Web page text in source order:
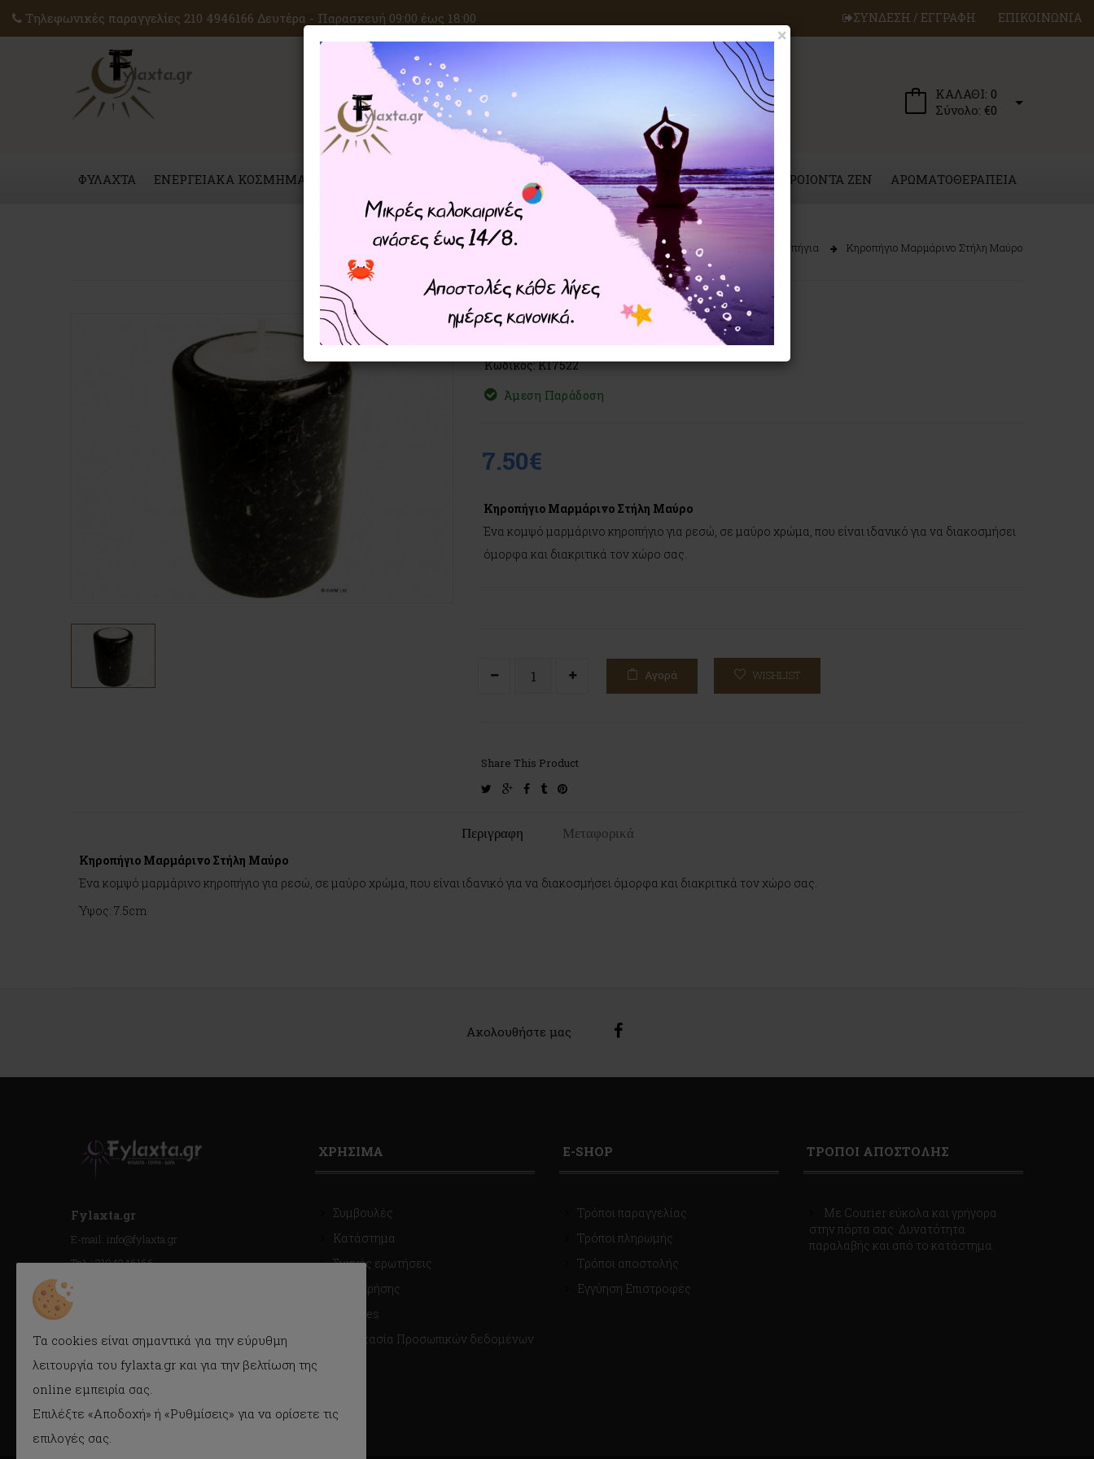
Τηλεφωνικές παραγγελίες 210 4946166 Δευτέρα - Παρασκευή 09:00 έως 18:00 ΣΥΝΔΕΣΗ / ΕΓΓΡΑΦΗ ΕΠΙΚΟΙΝΩΝΙΑ
ΚΑΛΑΘΙ: 0
Σύνολο: €0
ΦΥΛΑΧΤΑ ΕΝΕΡΓΕΙΑΚΑ ΚΟΣΜΗΜΑΤΑ ΚΡΥΣΤΑΛΛΟΘΕΡΑΠΕΙΑ ΜΑΓΙΚΑ ΣΥΝΕΡΓΑ ΠΡΟΙΟΝΤΑ ZEN ΑΡΩΜΑΤΟΘΕΡΑΠΕΙΑ
ΜΑΓΙΚΑ ΣΥΝΕΡΓΑ Κηροπήγια Κηροπήγιο Μαρμάρινο Στήλη Μαύρο
Κηροπήγιο Μαρμάρινο Στήλη Μαύρο
Κωδικός: KI7522
Άμεση Παράδοση
7.50€
Κηροπήγιο Μαρμάρινο Στήλη Μαύρο
Ένα κομψό μαρμάρινο κηροπήγιο για ρεσώ, σε μαύρο χρώμα, που είναι ιδανικό για να διακοσμήσει
όμορφα και διακριτικά τον χώρο σας.
Αγορά WISHLIST
Share This Product
twittergoogle-facebook
tumblrpinterest
Περιγραφη
Μεταφορικά
Κηροπήγιο Μαρμάρινο Στήλη Μαύρο
Ένα κομψό μαρμάρινο κηροπήγιο για ρεσώ, σε μαύρο χρώμα, που είναι ιδανικό για να διακοσμήσει όμορφα και διακριτικά τον χώρο σας.
Ύψος: 7.5cm
Ακολουθήστε μας
Fylaxta.gr
E-mail: info@fylaxta.gr
Τηλ.: 2104946166
Τηλ./Fax: 2104941483
Κρέμου 116, Καλλιθέα, Αθήνα
ΓΕΜΗ : 056925409000
ΧΡΗΣΙΜΑ
Συμβουλές
Κατάστημα
Συχνές ερωτήσεις
Όροι χρήσης
Cookies
Προστασία Προσωπικών δεδομένων
E-SHOP
Τρόποι παραγγελίας
Τρόποι πληρωμής
Τρόποι αποστολής
Εγγύηση Επιστροφές
ΤΡΟΠΟΙ ΑΠΟΣΤΟΛΗΣ
Με Courier εύκολα και γρήγορα
στην πόρτα σας. Δυνατότητα
παραλαβής και από το κατάστημα.
×
Τα cookies είναι σημαντικά για την εύρυθμη
λειτουργία του fylaxta.gr και για την βελτίωση της
online εμπειρία σας.
Επιλέξτε «Αποδοχή» ή «Ρυθμίσεις» για να ορίσετε τις
επιλογές σας.